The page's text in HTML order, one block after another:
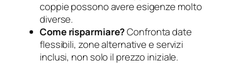
coppie possono avere esigenze molto
diverse.
Come risparmiare?Confronta date
flessibili, zone alternative e servizi
inclusi, non solo il prezzo iniziale.